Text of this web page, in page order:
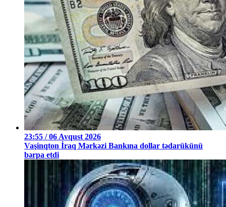
23:55 / 06 Avqust 2026
Vaşinqton İraq Mərkəzi Bankına dollar tədarükünü
bərpa etdi